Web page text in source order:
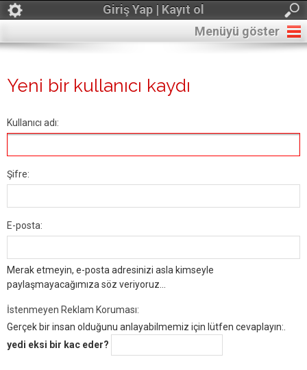
Giriş Yap | Kayıt ol
Menüyü göster
Yeni bir kullanıcı kaydı
Kullanıcı adı:
Şifre:
E-posta:
Merak etmeyin, e-posta adresinizi asla kimseyle
paylaşmayacağımıza söz veriyoruz...
İstenmeyen Reklam Koruması:
Gerçek bir insan olduğunu anlayabilmemiz için lütfen cevaplayın:.
yedi eksi bir kac eder?